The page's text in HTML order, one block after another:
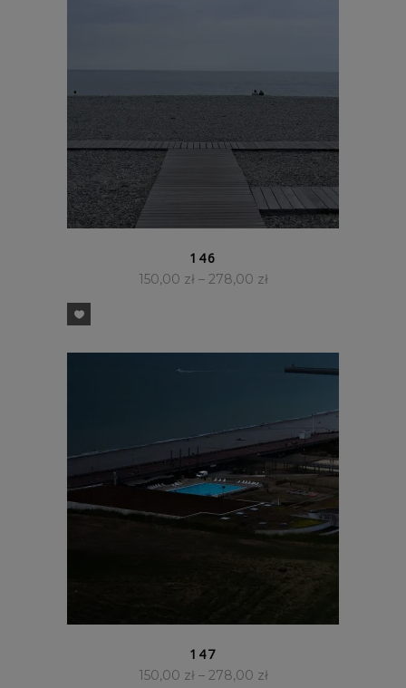
146
150,00 zł – 278,00 zł
147
150,00 zł – 278,00 zł